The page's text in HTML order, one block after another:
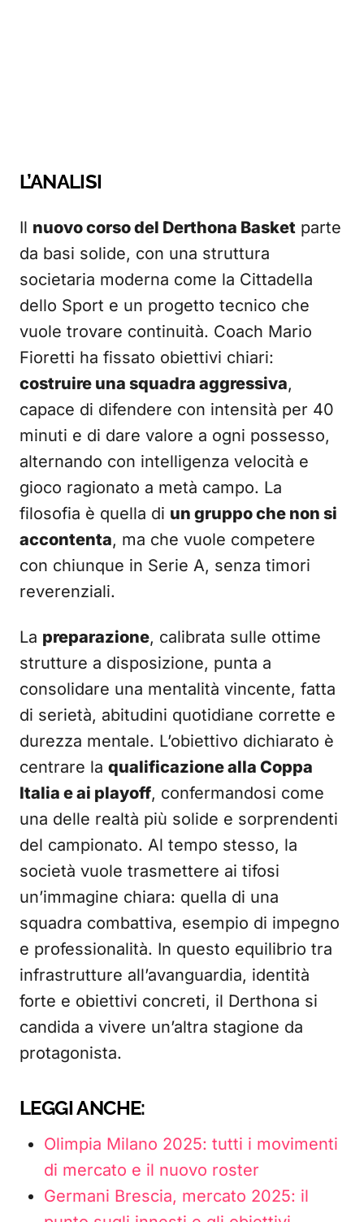
L’ANALISI
Il nuovo corso del Derthona Basket parte
da basi solide, con una struttura
societaria moderna come la Cittadella
dello Sport e un progetto tecnico che
vuole trovare continuità. Coach Mario
Fioretti ha fissato obiettivi chiari:
costruire una squadra aggressiva,
capace di difendere con intensità per 40
minuti e di dare valore a ogni possesso,
alternando con intelligenza velocità e
gioco ragionato a metà campo. La
filosofia è quella di un gruppo che non si
accontenta, ma che vuole competere
con chiunque in Serie A, senza timori
reverenziali.
La preparazione, calibrata sulle ottime
strutture a disposizione, punta a
consolidare una mentalità vincente, fatta
di serietà, abitudini quotidiane corrette e
durezza mentale. L’obiettivo dichiarato è
centrare la qualificazione alla Coppa
Italia e ai playoff, confermandosi come
una delle realtà più solide e sorprendenti
del campionato. Al tempo stesso, la
società vuole trasmettere ai tifosi
un’immagine chiara: quella di una
squadra combattiva, esempio di impegno
e professionalità. In questo equilibrio tra
infrastrutture all’avanguardia, identità
forte e obiettivi concreti, il Derthona si
candida a vivere un’altra stagione da
protagonista.
LEGGI ANCHE:
Olimpia Milano 2025: tutti i movimenti
di mercato e il nuovo roster
Germani Brescia, mercato 2025: il